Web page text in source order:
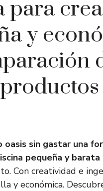
para
y
sin gastar una
pequeña y barata
Con creatividad e
y económica.